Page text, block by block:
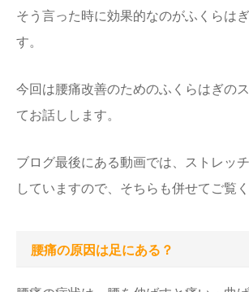
そう言った時に効果的なのがふくらは
す。
今回は腰痛改善のためのふくらはぎの
てお話しします。
ブログ最後にある動画では、ストレッ
していますので、そちらも併せてご覧く
腰痛の原因は足にある？